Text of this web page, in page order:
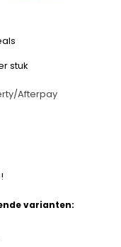
stuk
Afterpay
varianten: